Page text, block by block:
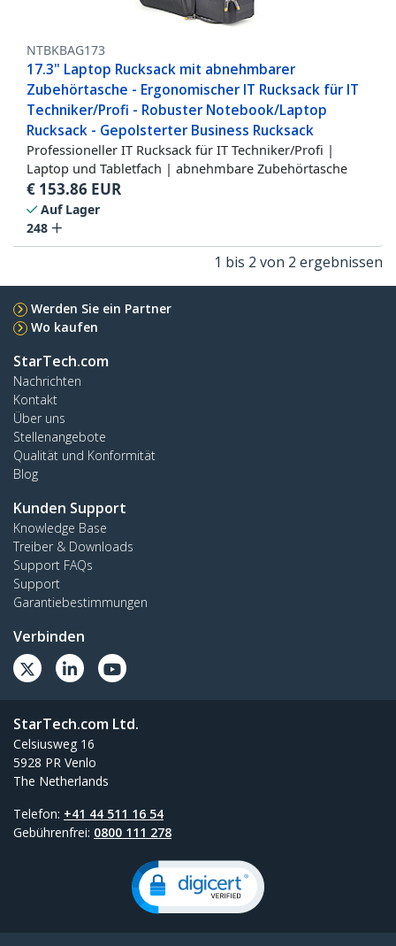
NTBKBAG173
17.3" Laptop Rucksack mit abnehmbarer
Zubehörtasche - Ergonomischer IT Rucksack für IT
Techniker/Profi - Robuster Notebook/Laptop
Rucksack - Gepolsterter Business Rucksack
Professioneller IT Rucksack für IT Techniker/Profi |
Laptop und Tabletfach | abnehmbare Zubehörtasche
€ 153.86 EUR
Auf Lager
248
1 bis 2 von 2 ergebnissen
Werden Sie ein Partner
Wo kaufen
StarTech.com
Nachrichten
Kontakt
Über uns
Stellenangebote
Qualität und Konformität
Blog
Kunden Support
Knowledge Base
Treiber & Downloads
Support FAQs
Support
Garantiebestimmungen
Verbinden
StarTech.com Ltd.
Celsiusweg 16
5928 PR Venlo
The Netherlands
Telefon: +41 44 511 16 54
Gebührenfrei: 0800 111 278